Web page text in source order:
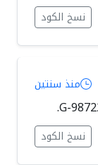
نسخ الكود
منذ سنتين
G-
نسخ الكود